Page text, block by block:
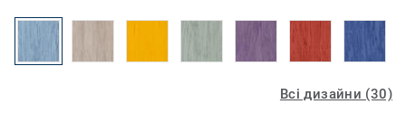
Всі дизайни (30)